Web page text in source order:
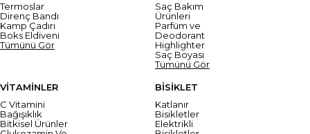
Termoslar
Direnç Bandı
Kamp Çadırı
Boks Eldiveni
Tümünü Gör
Saç Bakım
Ürünleri
Parfüm ve
Deodorant
Highlighter
Saç Boyası
Tümünü Gör
VİTAMİNLER
C Vitamini
Bağışıklık
Bitkisel Ürünler
BİSİKLET
Katlanır
Bisikletler
Elektrikli